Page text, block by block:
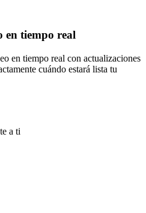
en tiempo real
en tiempo real con actualizaciones
cuándo estará lista tu
a ti